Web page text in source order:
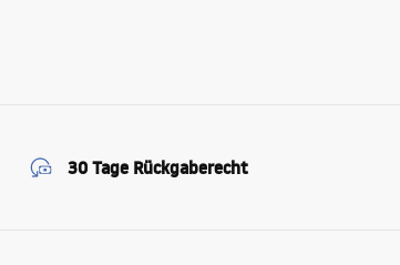
30 Tage Rückgaberecht